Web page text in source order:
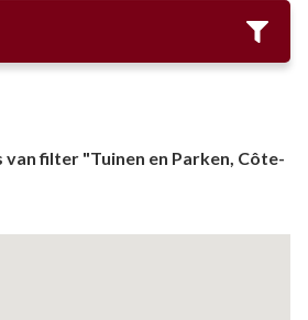
filter "Tuinen en Parken, Côte-